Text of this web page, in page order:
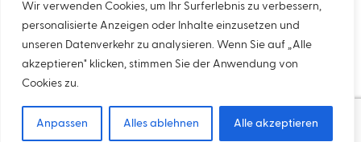
Wir verwenden Cookies, um Ihr Surferlebnis zu verbessern,
personalisierte Anzeigen oder Inhalte einzusetzen und
unseren Datenverkehr zu analysieren. Wenn Sie auf „Alle
akzeptieren" klicken, stimmen Sie der Anwendung von
Cookies zu.
Anpassen Alles ablehnen Alle akzeptieren
Created by